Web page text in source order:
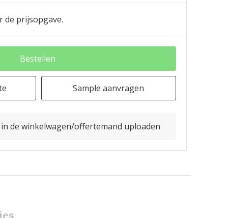
de prijsopgave.
Bestellen
Sample aanvragen
de winkelwagen/offertemand uploaden